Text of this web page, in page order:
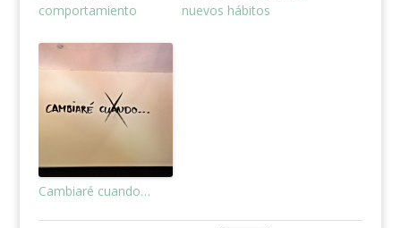
comportamiento
nuevos hábitos
Cambiaré cuando…